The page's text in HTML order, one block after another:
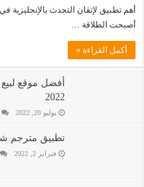
أصبحت الطلاقة …
أكمل القراءة »
أفضل موقع لبيع
2022
يوليو 20, 2022
تطبيق مترجم
فبراير 2, 2022